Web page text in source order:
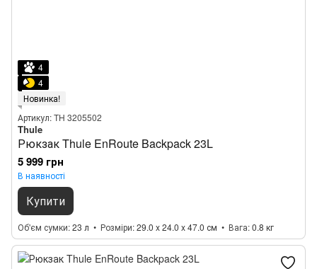
4
4
Новинка!
Артикул: TH 3205502
Thule
Рюкзак Thule EnRoute Backpack 23L
5 999 грн
В наявності
Купити
Об'єм сумки 23 л Розміри 29.0 x 24.0 x 47.0 см Вага 0.8 кг